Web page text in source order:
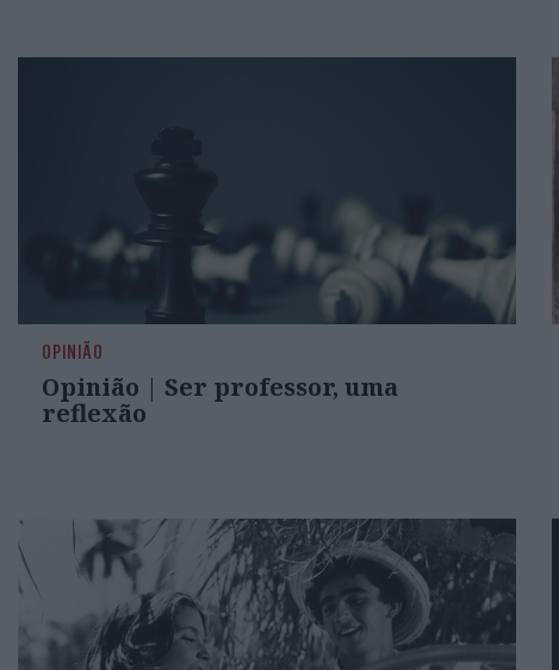
OPINIÃO
Opinião | Ser professor, uma
reflexão